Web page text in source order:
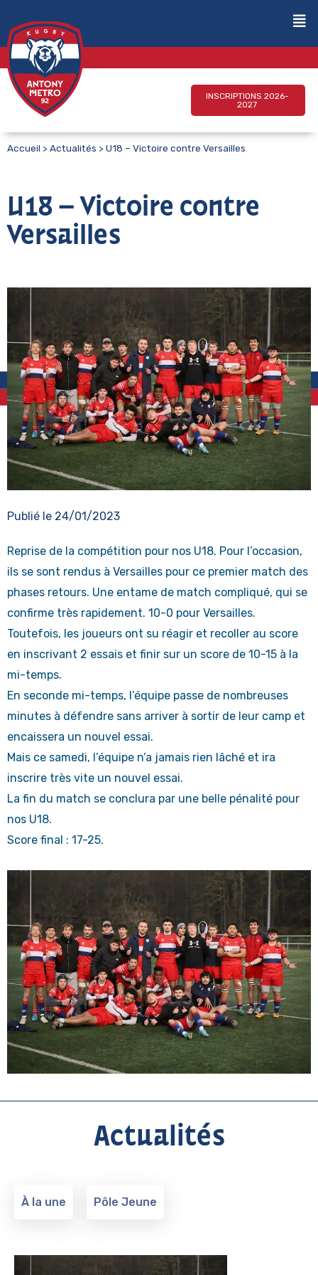
INSCRIPTIONS 2026-
2027
Accueil >Actualités >U18 – Victoire contre Versailles
U18 – Victoire contre
Versailles
Publié le 24/01/2023
Reprise de la compétition pour nos U18. Pour l’occasion,
ils se sont rendus à Versailles pour ce premier match des
phases retours. Une entame de match compliqué, qui se
confirme très rapidement. 10-0 pour Versailles.
Toutefois, les joueurs ont su réagir et recoller au score
en inscrivant 2 essais et finir sur un score de 10-15 à la
mi-temps.
En seconde mi-temps, l’équipe passe de nombreuses
minutes à défendre sans arriver à sortir de leur camp et
encaissera un nouvel essai.
Mais ce samedi, l’équipe n’a jamais rien lâché et ira
inscrire très vite un nouvel essai.
La fin du match se conclura par une belle pénalité pour
nos U18.
Score final : 17-25.
Actualités
À la une Pôle Jeune